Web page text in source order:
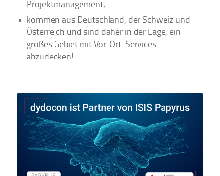
Projektmanagement,
kommen aus Deutschland, der Schweiz und
Österreich und sind daher in der Lage, ein
großes Gebiet mit Vor-Ort-Services
abzudecken!